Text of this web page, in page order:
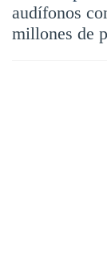
audífonos
millones de